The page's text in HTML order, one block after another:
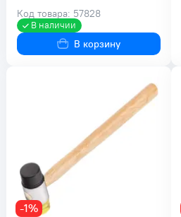
Код товара: 57828
В наличии
В корзину
-1%